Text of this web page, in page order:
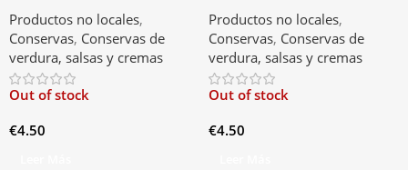
Productos no locales,
Conservas, Conservas de
verdura, salsas y cremas
Out of stock
€4.50
Productos no locales,
Conservas, Conservas de
verdura, salsas y cremas
Out of stock
€4.50